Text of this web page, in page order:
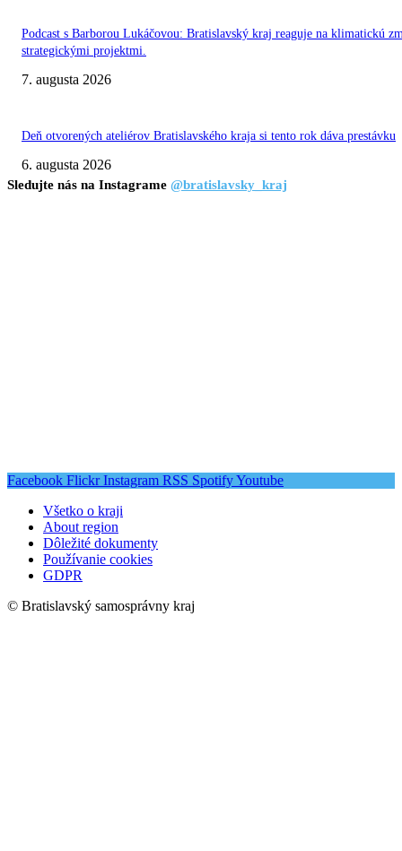
Podcast s Barborou Lukáčovou: Bratislavský kraj reaguje na klimatickú
strategickými projektmi.
7. augusta 2026
Deň otvorených ateliérov Bratislavského kraja si tento rok dáva prestávku
6. augusta 2026
Sledujte nás na Instagrame @bratislavsky_kraj
Facebook Flickr Instagram RSS SpotifyYoutube
Všetko o kraji
About region
Dôležité dokumenty
Používanie cookies
GDPR
© Bratislavský samosprávny kraj